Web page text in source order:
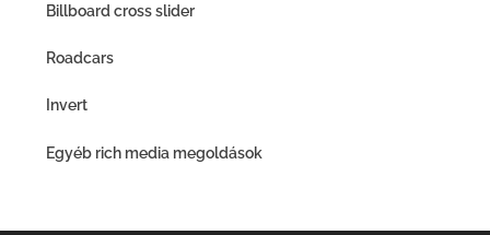
Billboard cross slider
Roadcars
Invert
Egyéb rich media megoldások